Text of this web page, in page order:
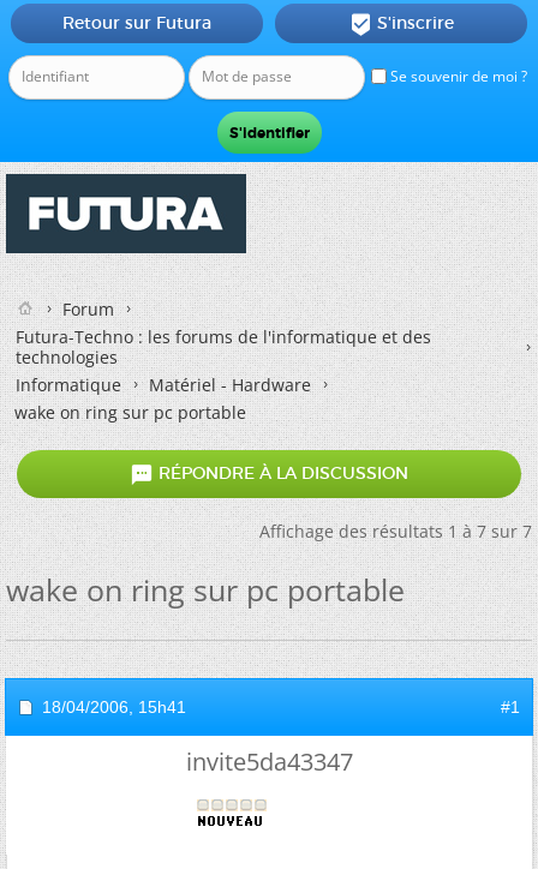
Se souvenir de moi ?
Retour sur Futura  S'inscrire
Forum
Futura-Techno : les forums de l'informatique et des
technologies
Informatique
Matériel - Hardware
wake on ring sur pc portable
 RÉPONDRE À LA DISCUSSION
Affichage des résultats 1 à 7 sur 7
wake on ring sur pc portable
18/04/2006, 15h41 #1
invite5da43347